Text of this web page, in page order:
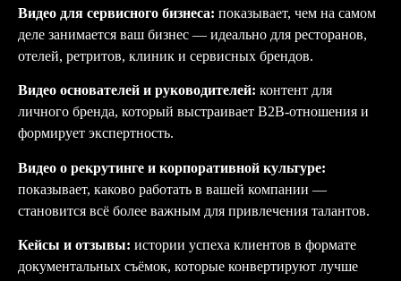
Видео для сервисного бизнеса: показывает, чем на самом
деле занимается ваш бизнес — идеально для ресторанов,
отелей, ретритов, клиник и сервисных брендов.
Видео основателей и руководителей: контент для
личного бренда, который выстраивает B2B-отношения и
формирует экспертность.
Видео о рекрутинге и корпоративной культуре:
показывает, каково работать в вашей компании —
становится всё более важным для привлечения талантов.
Кейсы и отзывы: истории успеха клиентов в формате
документальных съёмок, которые конвертируют лучше